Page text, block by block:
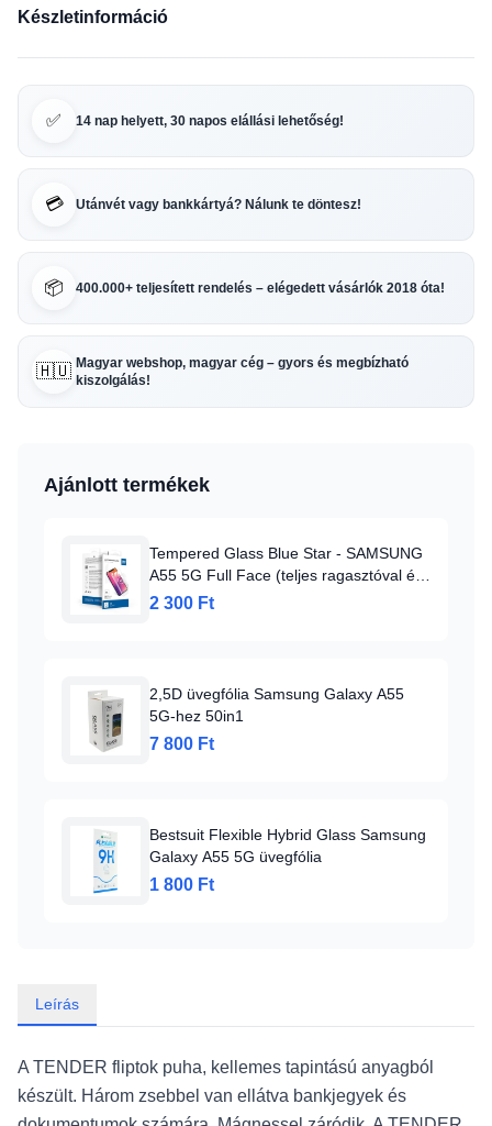
Készletinformáció
✅ 14 nap helyett, 30 napos elállási lehetőség!
💳 Utánvét vagy bankkártyá? Nálunk te döntesz!
📦 400.000+ teljesített rendelés – elégedett vásárlók 2018 óta!
🇭🇺 Magyar webshop, magyar cég – gyors és megbízható
kiszolgálás!
Ajánlott termékek
Tempered Glass Blue Star - SAMSUNG
A55 5G Full Face (teljes ragasztóval és
kerettel/kis méretű) - fekete üvegfólia
2 300 Ft
2,5D üvegfólia Samsung Galaxy A55
5G-hez 50in1
7 800 Ft
Bestsuit Flexible Hybrid Glass Samsung
Galaxy A55 5G üvegfólia
1 800 Ft
Leírás
A TENDER fliptok puha, kellemes tapintású anyagból
készült. Három zsebbel van ellátva bankjegyek és